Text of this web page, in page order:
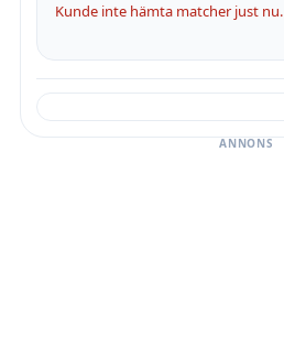
Kunde inte hämta matcher just nu.
ANNONS